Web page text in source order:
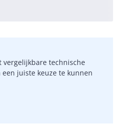
vergelijkbare technische
een juiste keuze te kunnen